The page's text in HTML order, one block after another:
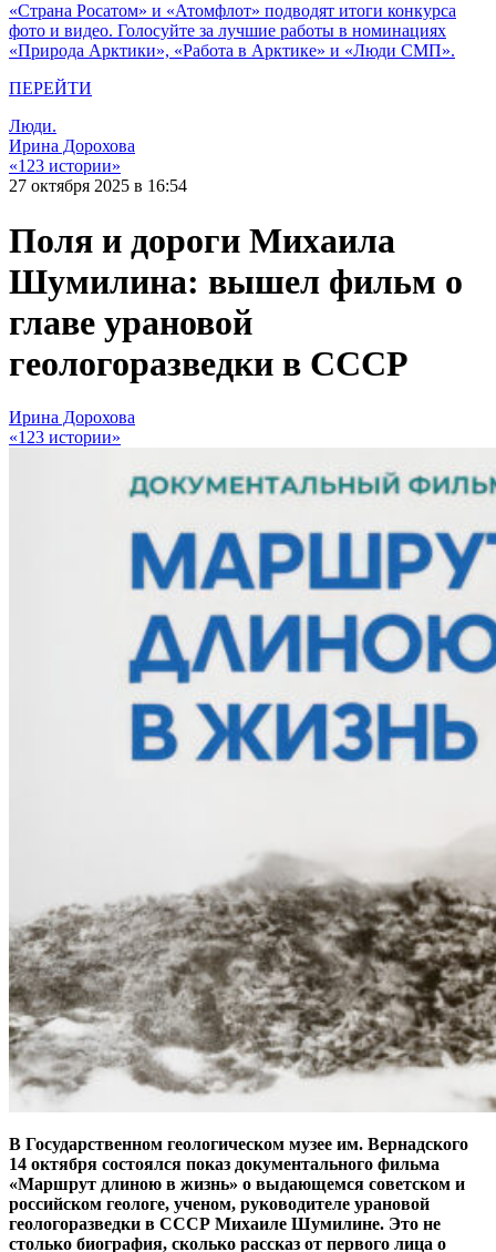
«Страна Росатом» и «Атомфлот» подводят итоги конкурса
фото и видео. Голосуйте за лучшие работы в номинациях
«Природа Арктики», «Работа в Арктике» и «Люди СМП».
ПЕРЕЙТИ
Люди.
Ирина Дорохова
«123 истории»
27 октября 2025 в 16:54
Поля и дороги Михаила
Шумилина: вышел фильм о
главе урановой
геологоразведки в СССР
Ирина Дорохова
«123 истории»
В Государственном геологическом музее им. Вернадского
14 октября состоялся показ документального фильма
«Маршрут длиною в жизнь» о выдающемся советском и
российском геологе, ученом, руководителе урановой
геологоразведки в СССР Михаиле Шумилине. Это не
столько биография, сколько рассказ от первого лица о